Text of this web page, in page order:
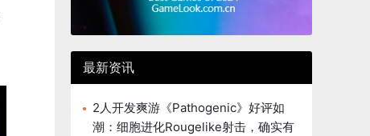
最新资讯
2人开发爽游《Pathogenic》好评如
潮：细胞进化Rougelike射击，确实有